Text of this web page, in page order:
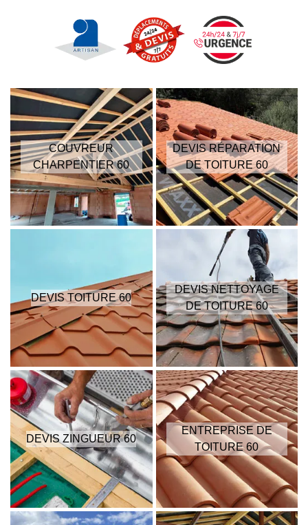
COUVREUR
CHARPENTIER 60
DEVIS RÉPARATION
DE TOITURE 60
DEVIS TOITURE 60
DEVIS NETTOYAGE
DE TOITURE 60
DEVIS ZINGUEUR 60
ENTREPRISE DE
TOITURE 60